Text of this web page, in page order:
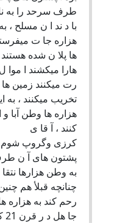
طرف سرحد را به
با د ند ا ن مسلح ،
هزاره جا ت
ها پلا ن شده هستند
هارا میکشند ا موا
رت میکنند زمین
تخریب میکنند ، به
هزاره ها وطن آبا
کنند ، آ قا ی
کرزی وگروپ شوم
پشتون های آ ن
به وطن هزارها
چنانچه قبلأ هم
رحم کند به
جا هل د ر قرن 21 کوچی با ز ی میکند.